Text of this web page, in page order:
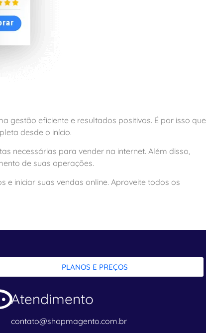
gestão eficiente e resultados positivos. É por isso que
desde o início.
necessárias para vender na internet. Além disso,
de suas operações.
iniciar suas vendas online. Aproveite todos os
PLANOS E PREÇOS
Atendimento
contato@shopmagento.com.br